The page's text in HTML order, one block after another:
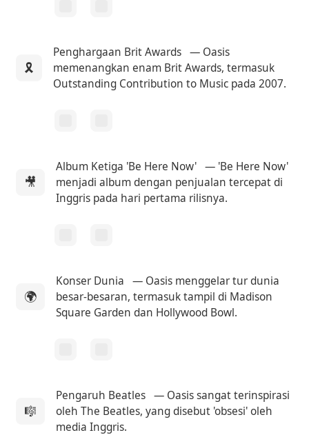
🎗
Penghargaan Brit Awards — Oasis
memenangkan enam Brit Awards, termasuk
Outstanding Contribution to Music pada 2007.
🎥
Album Ketiga 'Be Here Now' — 'Be Here Now'
menjadi album dengan penjualan tercepat di
Inggris pada hari pertama rilisnya.
🌍
Konser Dunia
— Oasis menggelar tur dunia
besar-besaran, termasuk tampil di Madison
Square Garden dan Hollywood Bowl.
🎼
Pengaruh Beatles — Oasis sangat terinspirasi
oleh The Beatles, yang disebut 'obsesi' oleh
media Inggris.